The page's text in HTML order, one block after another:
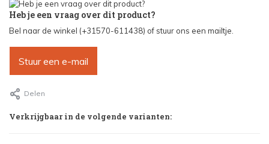
Heb je een vraag over dit product?
Bel naar de winkel (+31570-611438) of stuur ons een mailtje.
Stuur een e-mail
Delen
Verkrijgbaar in de volgende varianten: